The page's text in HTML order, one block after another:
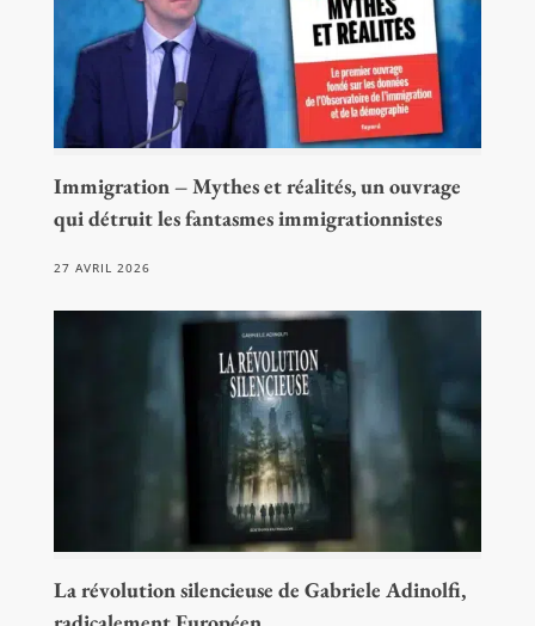
Immigration – Mythes et réalités, un ouvrage
qui détruit les fantasmes immigrationnistes
27 AVRIL 2026
La révolution silencieuse de Gabriele Adinolfi,